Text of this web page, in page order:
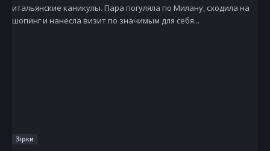
итальянские каникулы. Пара погуляла по Милану, сходила на
шопинг и нанесла визит по значимым для себя...
Зірки